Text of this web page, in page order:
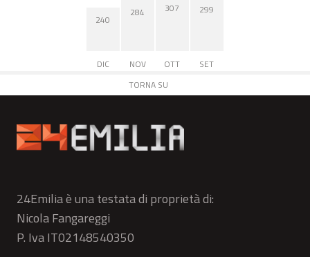
240
DIC
284
NOV
307
OTT
299
SET
TORNA SU
24Emilia è una testata di proprietà di:
Nicola Fangareggi
P. Iva IT02148540350